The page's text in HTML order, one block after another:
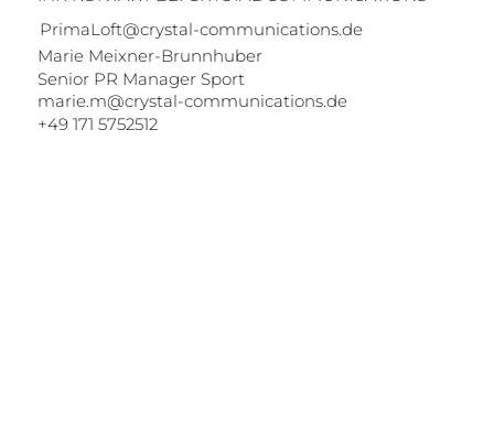
PrimaLoft@crystal-communications.de
Marie Meixner-Brunnhuber
Senior PR Manager Sport
marie.m@crystal-communications.de
+49 171 5752512